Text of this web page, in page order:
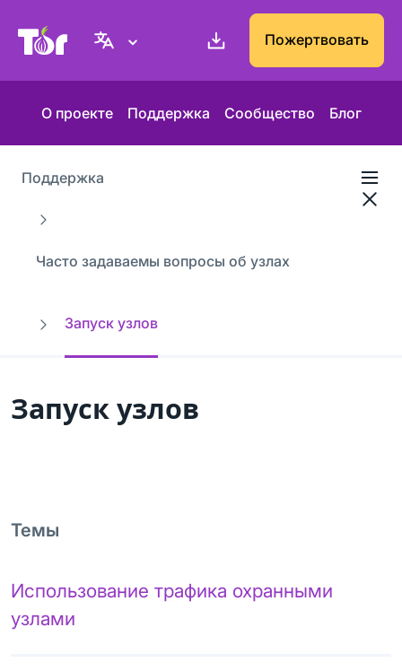
Веб-сайт Проекта Tor Пожертвовать
О проекте Поддержка Сообщество Блог
Поддержка
Часто задаваемы вопросы об узлах
Запуск узлов
Запуск узлов
Темы
Использование трафика охранными
узлами